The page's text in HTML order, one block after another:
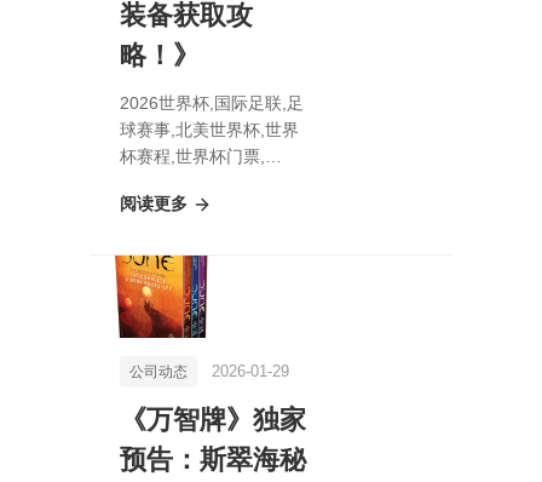
装备获取攻
略！》
2026世界杯,国际足联,足
球赛事,北美世界杯,世界
杯赛程,世界杯门票,
旅：P2阶段橙色神器盘
大珍稀装备获取攻略！》
阅读更多
公司动态 2026-01-29
《万智牌》独家
预告：斯翠海秘